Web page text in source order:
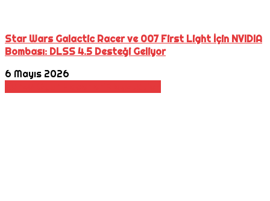
Star Wars Galactic Racer ve 007 First Light İçin NVIDIA
Bombası: DLSS 4.5 Desteği Geliyor
6 Mayıs 2026